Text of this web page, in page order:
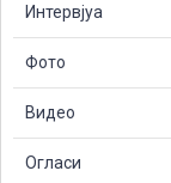
Интервјуа
Фото
Видео
Огласи